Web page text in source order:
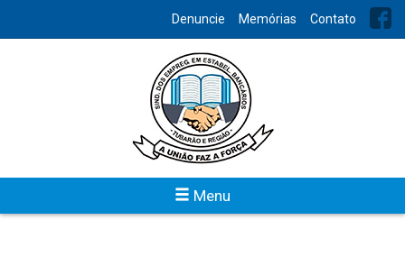
Denuncie Memórias Contato
Menu